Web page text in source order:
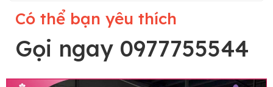
Có thể bạn yêu thích
Gọi ngay 0977755544